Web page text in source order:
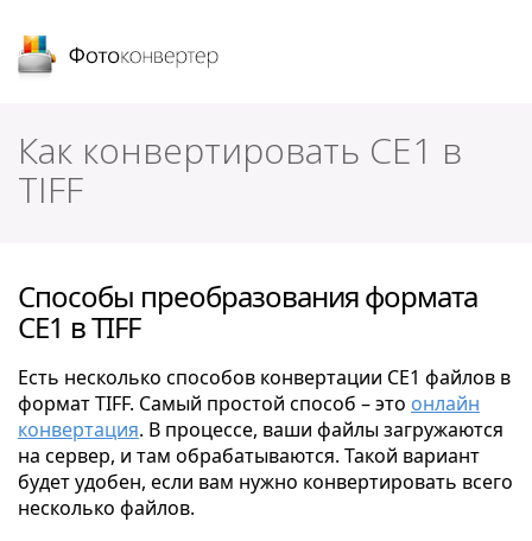
Как конвертировать CE1 в
TIFF
Способы преобразования формата
CE1 в TIFF
Есть несколько способов конвертации CE1 файлов в
формат TIFF. Самый простой способ – это онлайн
конвертация. В процессе, ваши файлы загружаются
на сервер, и там обрабатываются. Такой вариант
будет удобен, если вам нужно конвертировать всего
несколько файлов.